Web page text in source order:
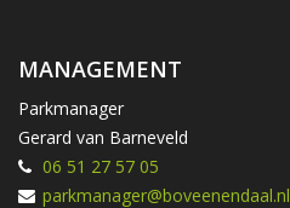
MANAGEMENT
Parkmanager
Gerard van Barneveld
06 51 27 57 05
parkmanager@boveenendaal.nl